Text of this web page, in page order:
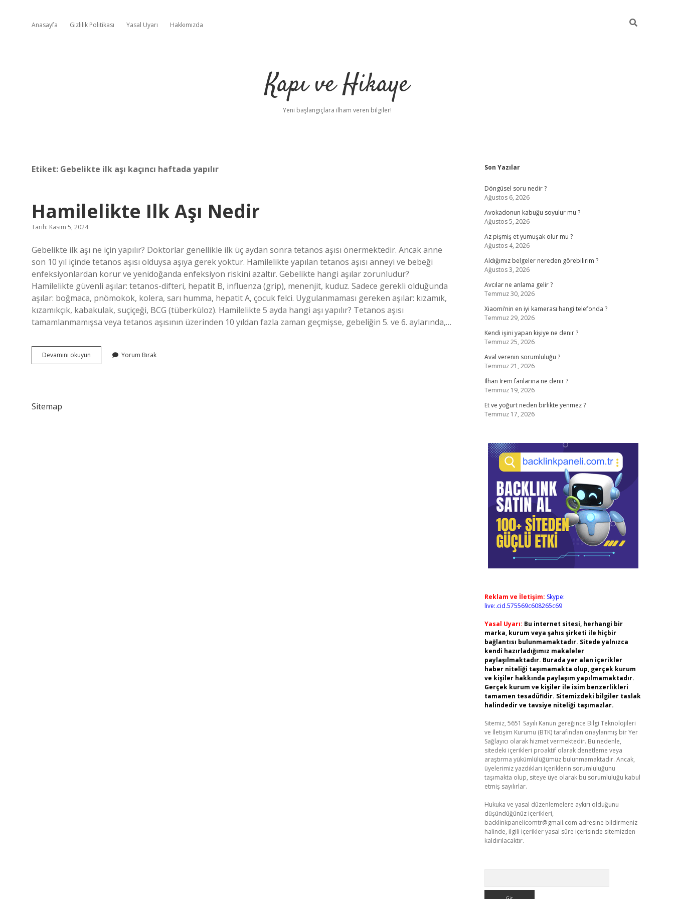
Anasayfa Gizlilik Politikası Yasal Uyarı Hakkımızda
Kapı ve Hikaye
Yeni başlangıçlara ilham veren bilgiler!
Etiket: Gebelikte ilk aşı kaçıncı haftada yapılır
Hamilelikte Ilk Aşı Nedir
Tarih: Kasım 5, 2024
Gebelikte ilk aşı ne için yapılır? Doktorlar genellikle ilk üç aydan sonra tetanos aşısı önermektedir. Ancak anne
son 10 yıl içinde tetanos aşısı olduysa aşıya gerek yoktur. Hamilelikte yapılan tetanos aşısı anneyi ve bebeği
enfeksiyonlardan korur ve yenidoğanda enfeksiyon riskini azaltır. Gebelikte hangi aşılar zorunludur?
Hamilelikte güvenli aşılar: tetanos-difteri, hepatit B, influenza (grip), menenjit, kuduz. Sadece gerekli olduğunda
aşılar: boğmaca, pnömokok, kolera, sarı humma, hepatit A, çocuk felci. Uygulanmaması gereken aşılar: kızamık,
kızamıkçık, kabakulak, suçiçeği, BCG (tüberküloz). Hamilelikte 5 ayda hangi aşı yapılır? Tetanos aşısı
tamamlanmamışsa veya tetanos aşısının üzerinden 10 yıldan fazla zaman geçmişse, gebeliğin 5. ve 6. aylarında,…
Devamını okuyun Hamilelikte
Ilk
Yorum Bırak
Sitemap
Sidebar
Son Yazılar
Döngüsel soru nedir ?
Ağustos 6, 2026
Avokadonun kabuğu soyulur mu ?
Ağustos 5, 2026
Az pişmiş et yumuşak olur mu ?
Ağustos 4, 2026
Aldığımız belgeler nereden görebilirim ?
Ağustos 3, 2026
Avcılar ne anlama gelir ?
Temmuz 30, 2026
Xiaomi’nin en iyi kamerası hangi telefonda ?
Temmuz 29, 2026
Kendi işini yapan kişiye ne denir ?
Temmuz 25, 2026
Aval verenin sorumluluğu ?
Temmuz 21, 2026
İlhan İrem fanlarına ne denir ?
Temmuz 19, 2026
Et ve yoğurt neden birlikte yenmez ?
Temmuz 17, 2026
Reklam ve İletişim: Skype:
live:.cid.575569c608265c69
Yasal Uyarı: Bu internet sitesi, herhangi bir
marka, kurum veya şahıs şirketi ile hiçbir
bağlantısı bulunmamaktadır. Sitede yalnızca
kendi hazırladığımız makaleler
paylaşılmaktadır. Burada yer alan içerikler
haber niteliği taşımamakta olup, gerçek kurum
ve kişiler hakkında paylaşım yapılmamaktadır.
Gerçek kurum ve kişiler ile isim benzerlikleri
tamamen tesadüfidir. Sitemizdeki bilgiler taslak
halindedir ve tavsiye niteliği taşımazlar.
Sitemiz, 5651 Sayılı Kanun gereğince Bilgi Teknolojileri
ve İletişim Kurumu (BTK) tarafından onaylanmış bir Yer
Sağlayıcı olarak hizmet vermektedir. Bu nedenle,
sitedeki içerikleri proaktif olarak denetleme veya
araştırma yükümlülüğümüz bulunmamaktadır. Ancak,
üyelerimiz yazdıkları içeriklerin sorumluluğunu
taşımakta olup, siteye üye olarak bu sorumluluğu kabul
etmiş sayılırlar.
Hukuka ve yasal düzenlemelere aykırı olduğunu
düşündüğünüz içerikleri,
backlinkpanelicomtr@gmail.com adresine bildirmeniz
halinde, ilgili içerikler yasal süre içerisinde sitemizden
kaldırılacaktır.